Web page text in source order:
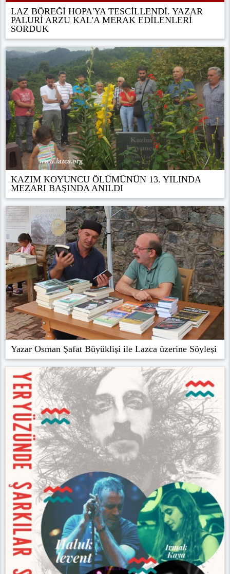
LAZ BÖREĞİ HOPA'YA TESCİLLENDİ. YAZAR
PALURİ ARZU KAL'A MERAK EDİLENLERİ
SORDUK
KAZIM KOYUNCU ÖLÜMÜNÜN 13. YILINDA
MEZARI BAŞINDA ANILDI
Yazar Osman Şafat Büyüklişi ile Lazca üzerine Söyleşi